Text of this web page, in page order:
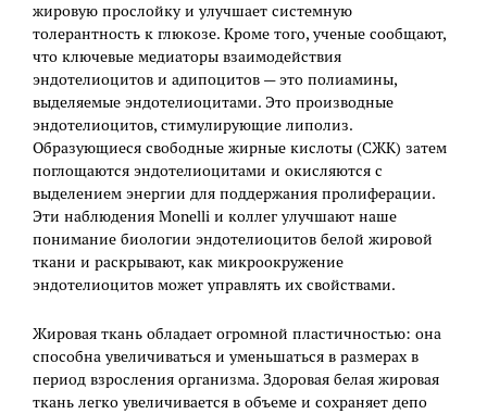
жировую прослойку и улучшает системную
толерантность к глюкозе. Кроме того, ученые сообщают,
что ключевые медиаторы взаимодействия
эндотелиоцитов и адипоцитов — это полиамины,
выделяемые эндотелиоцитами. Это производные
эндотелиоцитов, стимулирующие липолиз.
Образующиеся свободные жирные кислоты (СЖК) затем
поглощаются эндотелиоцитами и окисляются с
выделением энергии для поддержания пролиферации.
Эти наблюдения Monelli и коллег улучшают наше
понимание биологии эндотелиоцитов белой жировой
ткани и раскрывают, как микроокружение
эндотелиоцитов может управлять их свойствами.
Жировая ткань обладает огромной пластичностью: она
способна увеличиваться и уменьшаться в размерах в
период взросления организма. Здоровая белая жировая
ткань легко увеличивается в объеме и сохраняет депо